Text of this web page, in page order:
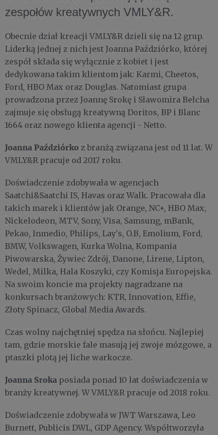
zespołów kreatywnych VMLY&R.
Obecnie dział kreacji VMLY&R dzieli się na 12 grup.
Liderką jednej z nich jest Joanna Paździórko, której
zespół składa się wyłącznie z kobiet i jest
dedykowana takim klientom jak: Karmi, Cheetos,
Ford, HBO Max oraz Douglas. Natomiast grupa
prowadzona przez Joannę Srokę i Sławomira Bełcha
zajmuje się obsługą kreatywną Doritos, BP i Blanc
1664 oraz nowego klienta agencji - Netto.
Joanna Paździórko z branżą związana jest od 11 lat. W
VMLY&R pracuje od 2017 roku.
Doświadczenie zdobywała w agencjach
Saatchi&Saatchi IS, Havas oraz Walk. Pracowała dla
takich marek i klientów jak Orange, NC+, HBO Max,
Nickelodeon, MTV, Sony, Visa, Samsung, mBank,
Pekao, Inmedio, Philips, Lay's, O.B, Emolium, Ford,
BMW, Volkswagen, Kurka Wolna, Kompania
Piwowarska, Żywiec Zdrój, Danone, Lirene, Lipton,
Wedel, Milka, Hala Koszyki, czy Komisja Europejska.
Na swoim koncie ma projekty nagradzane na
konkursach branżowych: KTR, Innovation, Effie,
Złoty Spinacz, Global Media Awards.
Czas wolny najchętniej spędza na słońcu. Najlepiej
tam, gdzie morskie fale masują jej zwoje mózgowe, a
ptaszki plotą jej liche warkocze.
Joanna Sroka posiada ponad 10 lat doświadczenia w
branży kreatywnej. W VMLY&R pracuje od 2018 roku.
Doświadczenie zdobywała w JWT Warszawa, Leo
Burnett, Publicis DWL, GDP Agency. Współtworzyła